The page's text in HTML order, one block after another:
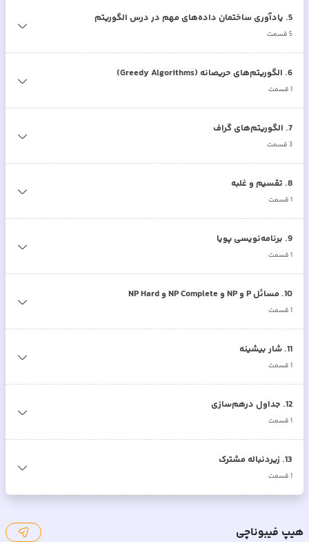
5
. یادآوری ساختمان داده‌های مهم در درس الگوریتم
5قسمت
6
. الگوریتم‌های حریصانه (Greedy Algorithms)
1قسمت
7
. الگوریتم‌های گراف
3قسمت
8
. تقسیم و غلبه
1قسمت
9
. برنامه‌نویسی پویا
1قسمت
10
. مسائل P و NP و NP Complete و NP Hard
1قسمت
11
. شار بیشینه
1قسمت
12
. جداول درهم‌سازی
1قسمت
13
. زیردنباله مشترک
1قسمت
هیپ فیبوناچی